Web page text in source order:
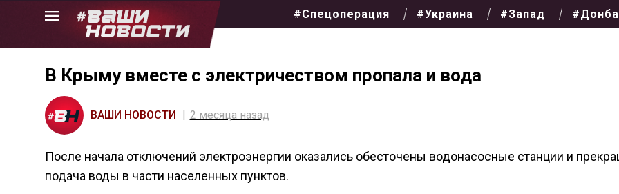
Skip
#Спецоперация #Украина #Запад
В Крыму вместе с электричеством пропала и вода
ВАШИ НОВОСТИ 2 месяца назад
После начала отключений электроэнергии оказались обесточены водонасосные станции и
подача воды в части населенных пунктов.